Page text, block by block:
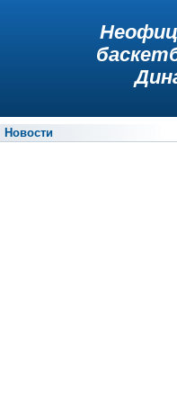
Новости